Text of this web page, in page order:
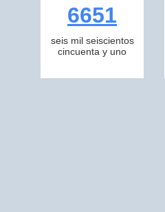
6651
seis mil seiscientos
cincuenta y uno